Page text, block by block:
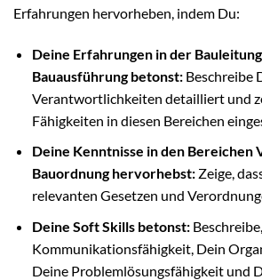
Erfahrungen hervorheben, indem Du:
Deine Erfahrungen in der
Bauausführung betonst:Beschreibe
Verantwortlichkeiten detailliert und
Fähigkeiten in diesen Bereichen
Deine Kenntnisse in den Bereichen
Bauordnung hervorhebst:Zeige,
relevanten Gesetzen und
Deine Soft Skills betonst:
Kommunikationsfähigkeit, Dein
Deine Problemlösungsfähigkeit und